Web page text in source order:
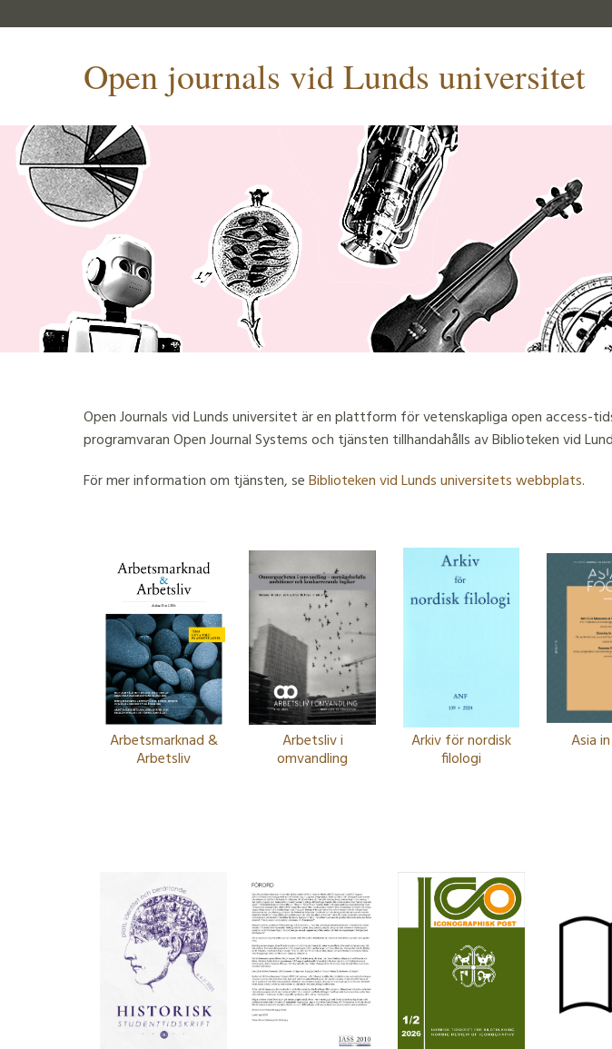
Open journals vid Lunds universitet
Open Journals vid Lunds universitet är en plattform för vetenskapliga open
programvaran Open Journal Systems och tjänsten tillhandahålls av Biblioteken vid
För mer information om tjänsten, seBiblioteken vid Lunds universitets webbplats.
Arbetsmarknad &
Arbetsliv
Arbetsliv i
omvandling
Arkiv för nordisk
filologi
Asia